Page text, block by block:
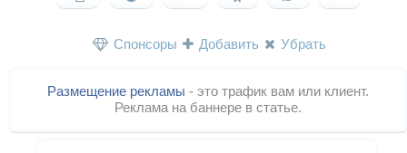
Спонсоры Добавить Убрать
Размещение рекламы - это трафик вам или клиент.
Реклама на баннере в статье.